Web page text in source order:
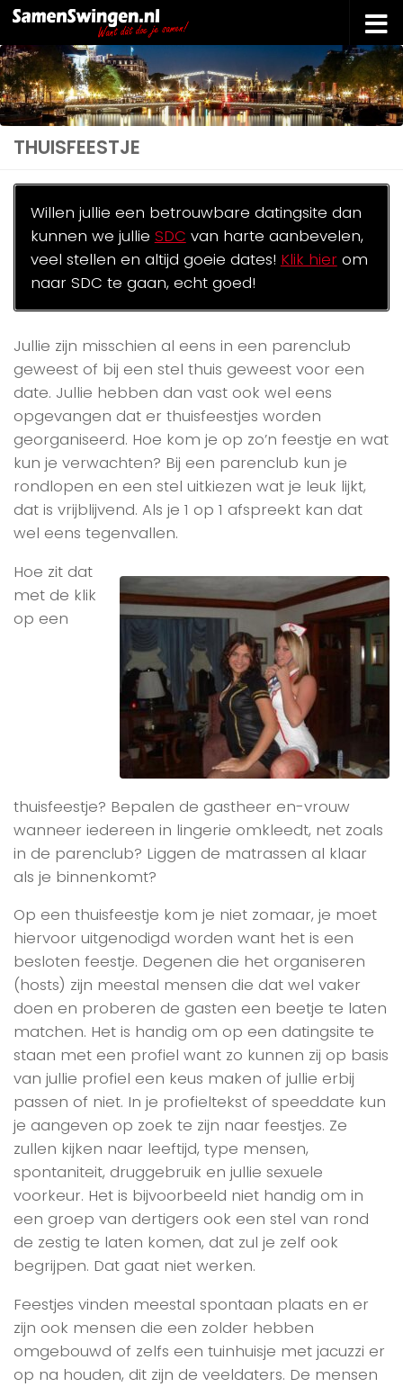
Doorgaan naar inhoud
THUISFEESTJE
Willen jullie een betrouwbare datingsite dan
kunnen we jullie SDC van harte aanbevelen,
veel stellen en altijd goeie dates! Klik hierom
naar SDC te gaan, echt goed!
Jullie zijn misschien al eens in een parenclub
geweest of bij een stel thuis geweest voor een
date. Jullie hebben dan vast ook wel eens
opgevangen dat er thuisfeestjes worden
georganiseerd. Hoe kom je op zo’n feestje en wat
kun je verwachten? Bij een parenclub kun je
rondlopen en een stel uitkiezen wat je leuk lijkt,
dat is vrijblijvend. Als je 1 op 1 afspreekt kan dat
wel eens tegenvallen.
Hoe zit dat
met de klik
op een
thuisfeestje? Bepalen de gastheer en-vrouw
wanneer iedereen in lingerie omkleedt, net zoals
in de parenclub? Liggen de matrassen al klaar
als je binnenkomt?
Op een thuisfeestje kom je niet zomaar, je moet
hiervoor uitgenodigd worden want het is een
besloten feestje. Degenen die het organiseren
(hosts) zijn meestal mensen die dat wel vaker
doen en proberen de gasten een beetje te laten
matchen. Het is handig om op een datingsite te
staan met een profiel want zo kunnen zij op basis
van jullie profiel een keus maken of jullie erbij
passen of niet. In je profieltekst of speeddate kun
je aangeven op zoek te zijn naar feestjes. Ze
zullen kijken naar leeftijd, type mensen,
spontaniteit, druggebruik en jullie sexuele
voorkeur. Het is bijvoorbeeld niet handig om in
een groep van dertigers ook een stel van rond
de zestig te laten komen, dat zul je zelf ook
begrijpen. Dat gaat niet werken.
Feestjes vinden meestal spontaan plaats en er
zijn ook mensen die een zolder hebben
omgebouwd of zelfs een tuinhuisje met jacuzzi er
op na houden, dit zijn de veeldaters. De mensen